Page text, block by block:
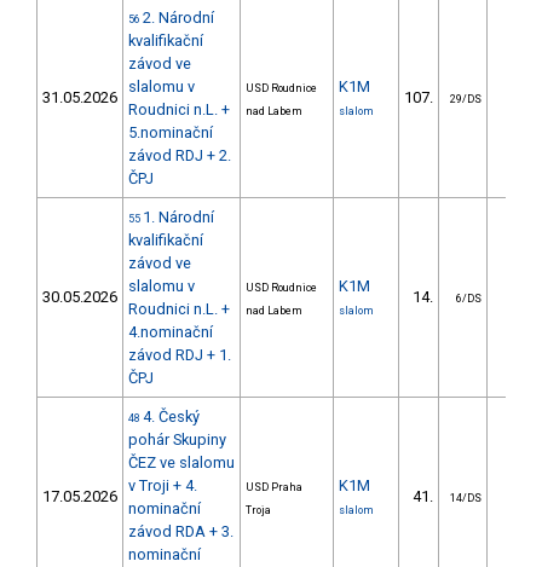
31.05.2026
56 2. Národní
kvalifikační
závod ve
slalomu v
Roudnici n.L. +
5.nominační
závod RDJ + 2.
ČPJ
USD Roudnice
nad Labem
K1M
slalom
107. 29/DS
30.05.2026
55 1. Národní
kvalifikační
závod ve
slalomu v
Roudnici n.L. +
4.nominační
závod RDJ + 1.
ČPJ
USD Roudnice
nad Labem
K1M
slalom
14. 6/DS
17.05.2026
48 4. Český
pohár Skupiny
ČEZ ve slalomu
v Troji + 4.
nominační
závod RDA + 3.
nominační
USD Praha
Troja
K1M
slalom
41. 14/DS